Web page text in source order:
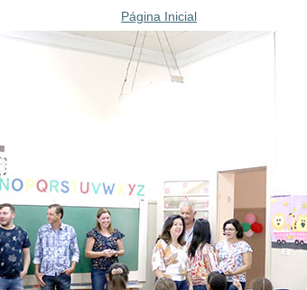
Página Inicial